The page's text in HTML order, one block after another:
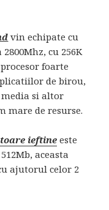
vin echipate cu
cu 256K
procesor foarte
de birou,
si altor
mare de resurse.
ieftine este
aceasta
ajutorul celor 2